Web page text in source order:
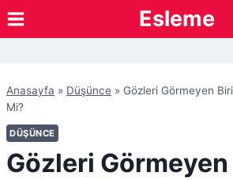
Skip
to
Esleme
Anasayfa » Düşünce » Gözleri Görmeyen
Mi?
DÜŞÜNCE
Gözleri